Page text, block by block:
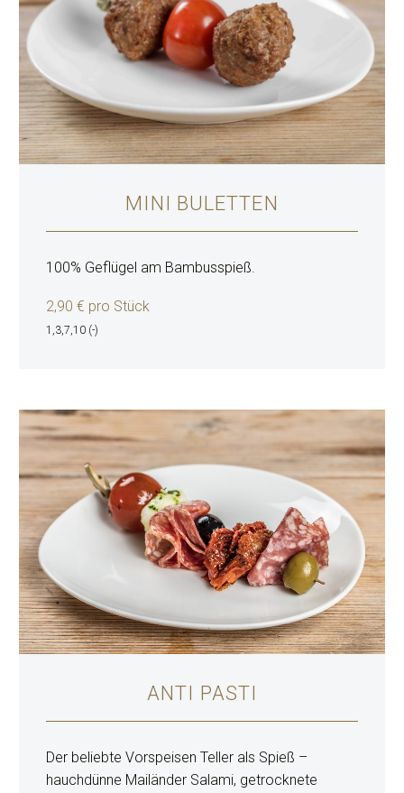
MINI BULETTEN
100% Geflügel am Bambusspieß.
2,90 € pro Stück
1,3,7,10 (-)
ANTI PASTI
Der beliebte Vorspeisen Teller als Spieß –
hauchdünne Mailänder Salami, getrocknete